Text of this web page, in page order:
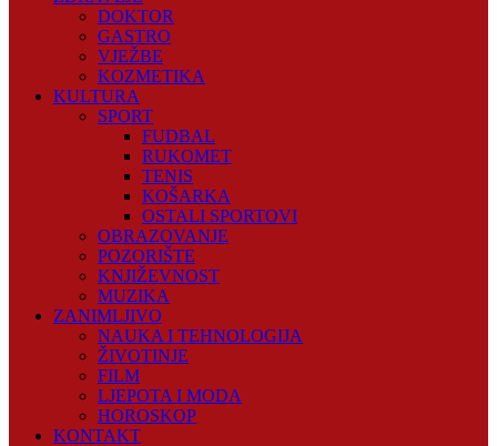
DOKTOR
GASTRO
VJEŽBE
KOZMETIKA
KULTURA
SPORT
FUDBAL
RUKOMET
TENIS
KOŠARKA
OSTALI SPORTOVI
OBRAZOVANJE
POZORIŠTE
KNJIŽEVNOST
MUZIKA
ZANIMLJIVO
NAUKA I TEHNOLOGIJA
ŽIVOTINJE
FILM
LJEPOTA I MODA
HOROSKOP
KONTAKT